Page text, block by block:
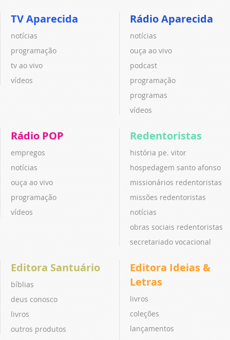
TV Aparecida
notícias
programação
tv ao vivo
vídeos
Rádio Aparecida
notícias
ouça ao vivo
podcast
programação
programas
vídeos
Rádio POP
empregos
notícias
ouça ao vivo
programação
vídeos
Redentoristas
história pe. vitor
hospedagem santo afonso
missionários redentoristas
missões redentoristas
notícias
obras sociais redentoristas
secretariado vocacional
Editora Santuário
bíblias
deus conosco
livros
outros produtos
Editora Ideias &
Letras
livros
coleções
lançamentos